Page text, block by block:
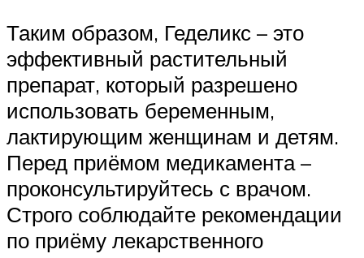
Таким образом, Геделикс – это
эффективный растительный
препарат, который разрешено
использовать беременным,
лактирующим женщинам и детям.
Перед приёмом медикамента –
проконсультируйтесь с врачом.
Строго соблюдайте рекомендации
по приёму лекарственного